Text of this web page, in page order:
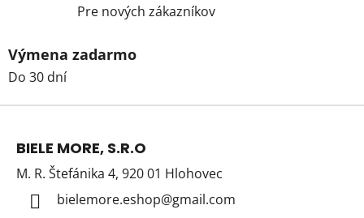
Pre nových zákazníkov
Výmena zadarmo
Do 30 dní
Z
BIELE MORE, S.R.O
M. R. Štefánika 4, 920 01 Hlohovec
bielemore.eshop@gmail.com